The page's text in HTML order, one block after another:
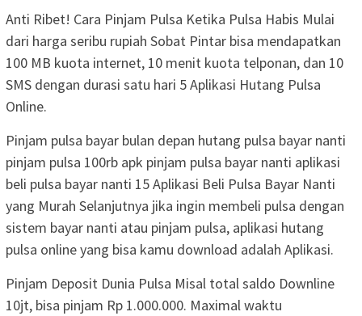
Anti Ribet! Cara Pinjam Pulsa Ketika Pulsa Habis Mulai
dari harga seribu rupiah Sobat Pintar bisa mendapatkan
100 MB kuota internet, 10 menit kuota telponan, dan 10
SMS dengan durasi satu hari 5 Aplikasi Hutang Pulsa
Online.
Pinjam pulsa bayar bulan depan hutang pulsa bayar nanti
pinjam pulsa 100rb apk pinjam pulsa bayar nanti aplikasi
beli pulsa bayar nanti 15 Aplikasi Beli Pulsa Bayar Nanti
yang Murah Selanjutnya jika ingin membeli pulsa dengan
sistem bayar nanti atau pinjam pulsa, aplikasi hutang
pulsa online yang bisa kamu download adalah Aplikasi.
Pinjam Deposit Dunia Pulsa Misal total saldo Downline
10jt, bisa pinjam Rp 1.000.000. Maximal waktu